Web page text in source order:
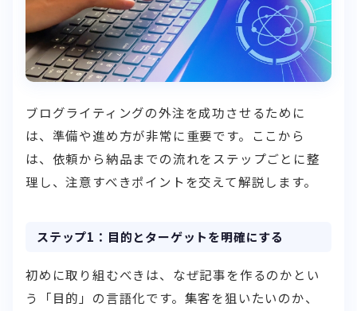
ブログライティングの外注を成功させるために
は、準備や進め方が非常に重要です。ここから
は、依頼から納品までの流れをステップごとに整
理し、注意すべきポイントを交えて解説します。
ステップ1：目的とターゲットを明確にする
初めに取り組むべきは、なぜ記事を作るのかとい
う「目的」の言語化です。集客を狙いたいのか、